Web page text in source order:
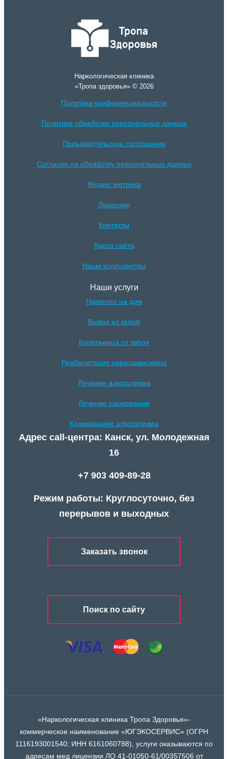
Наркологическая клиника
«Тропа здоровья» © 2026
Политика конфиденциальности
Политика обработки персональных данных
Пользовотельское соглошение
Согласие на обработку персональных данных
Яндекс метрика
Лицензии
Контакты
Карта сайта
Наши колл-центры
Наши услуги
Нарколог на дом
Вывод из запоя
Капельница от запоя
Реабилитация наркозависимых
Лечение алкоголизма
Лечение наркомании
Кодирование алкоголизма
Адрес call-центра: Канск, ул. Молодежная
16
+7 903 409-89-28
Режим работы: Круглосуточно, без
перерывов и выходных
Заказать звонок
Поиск по сайту
«Наркологическая клиника Тропа Здоровья»-
коммерческое наименование «ЮГЭКОСЕРВИС» (ОГРН
1116193001540; ИНН 6161060788), услуги оказываются по
адресам мед лицензии ЛО 41-01050-61/00357506 от